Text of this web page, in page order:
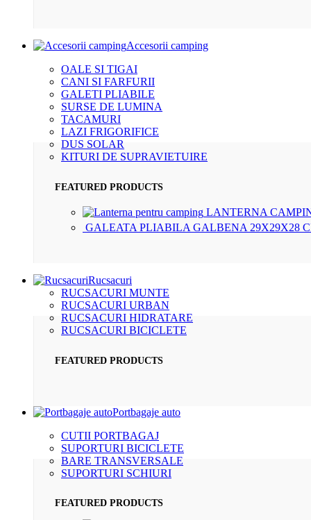
Accesorii camping
OALE SI TIGAI
CANI SI FARFURII
GALETI PLIABILE
SURSE DE LUMINA
TACAMURI
LAZI FRIGORIFICE
DUS SOLAR
KITURI DE SUPRAVIETUIRE
FEATURED PRODUCTS
LANTERNA
GALEATA PLIABILA GALBENA 29X29X28
Rucsacuri
RUCSACURI MUNTE
RUCSACURI URBAN
RUCSACURI HIDRATARE
RUCSACURI BICICLETE
FEATURED PRODUCTS
Portbagaje auto
CUTII PORTBAGAJ
SUPORTURI BICICLETE
BARE TRANSVERSALE
SUPORTURI SCHIURI
FEATURED PRODUCTS